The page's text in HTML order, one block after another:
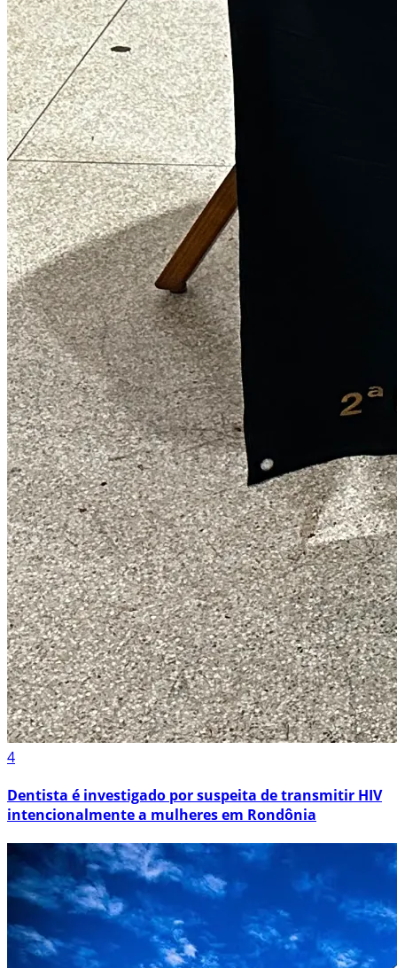
4
Dentista é investigado por suspeita de transmitir HIV
intencionalmente a mulheres em Rondônia